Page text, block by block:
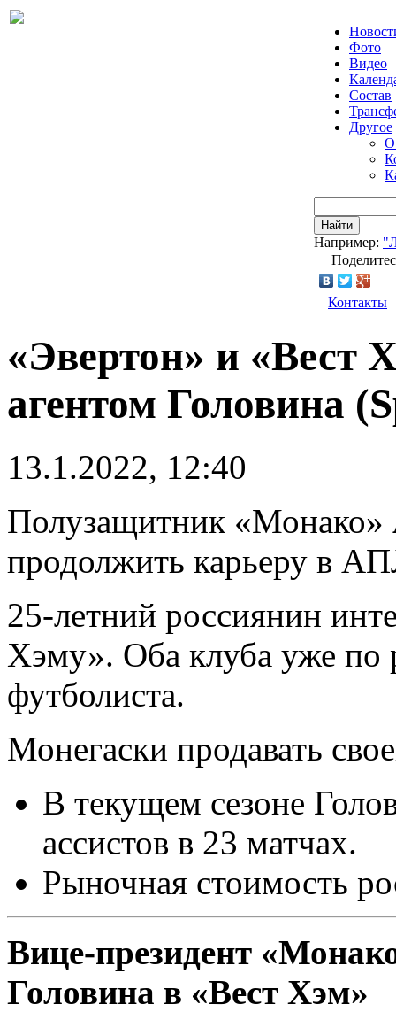
Фото
Видео
Состав
Другое
О
Найти
Например:
Контакты
«Эвертон» и «Вест
агентом Головина
13.1.2022, 12:40
Полузащитник «Монако»
продолжить карьеру в
25-летний россиянин
Хэму». Оба клуба уже по
футболиста.
Монегаски продавать
В текущем сезоне
ассистов в 23 матчах.
Рыночная стоимость
Вице-президент
Головина в «Вест Хэм»